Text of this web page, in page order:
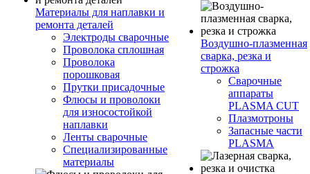
Материалы для наплавки и
ремонта деталей
Электроды сварочные
Проволока сплошная
Проволока
порошковая
Прутки присадочные
Флюсы и проволоки
для износостойкой
наплавки
Ленты сварочные
Специализированные
материалы
Воздушно-плазменная
сварка, резка и
строжка
Сварочные
аппараты
PLASMA CUT
Плазмотроны
Запасные части
PLASMA